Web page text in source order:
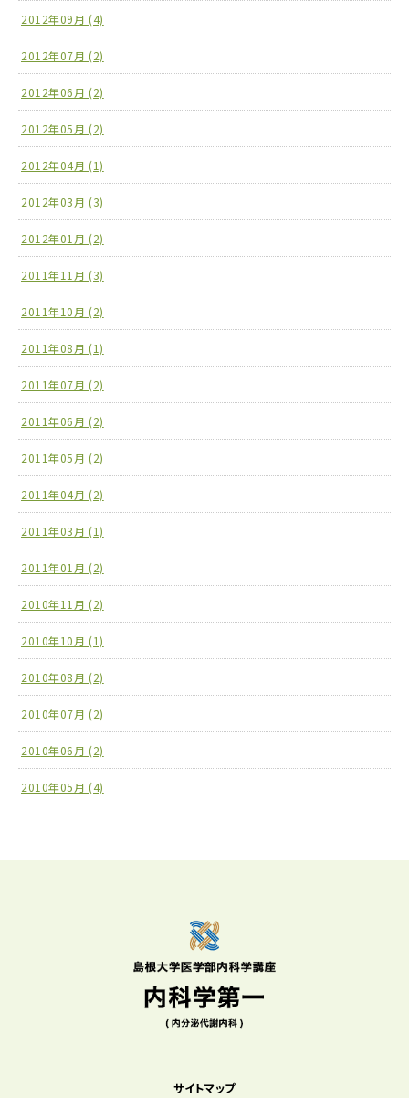
2012年09月 (4)
2012年07月 (2)
2012年06月 (2)
2012年05月 (2)
2012年04月 (1)
2012年03月 (3)
2012年01月 (2)
2011年11月 (3)
2011年10月 (2)
2011年08月 (1)
2011年07月 (2)
2011年06月 (2)
2011年05月 (2)
2011年04月 (2)
2011年03月 (1)
2011年01月 (2)
2010年11月 (2)
2010年10月 (1)
2010年08月 (2)
2010年07月 (2)
2010年06月 (2)
2010年05月 (4)
サイトマップ